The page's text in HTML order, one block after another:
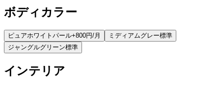
ボディカラー
ピュアホワイトパール+800円/月 ミディアムグレー標準
ジャングルグリーン標準
インテリア